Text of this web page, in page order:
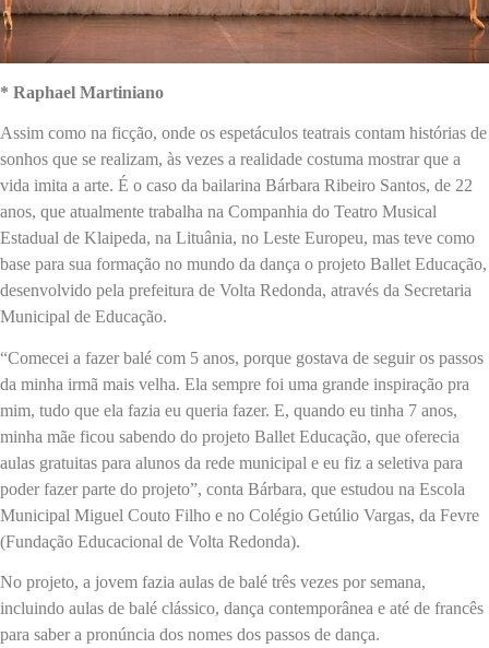
* Raphael Martiniano
Assim como na ficção, onde os espetáculos teatrais contam histórias de
sonhos que se realizam, às vezes a realidade costuma mostrar que a
vida imita a arte. É o caso da bailarina Bárbara Ribeiro Santos, de 22
anos, que atualmente trabalha na Companhia do Teatro Musical
Estadual de Klaipeda, na Lituânia, no Leste Europeu, mas teve como
base para sua formação no mundo da dança o projeto Ballet Educação,
desenvolvido pela prefeitura de Volta Redonda, através da Secretaria
Municipal de Educação.
“Comecei a fazer balé com 5 anos, porque gostava de seguir os passos
da minha irmã mais velha. Ela sempre foi uma grande inspiração pra
mim, tudo que ela fazia eu queria fazer. E, quando eu tinha 7 anos,
minha mãe ficou sabendo do projeto Ballet Educação, que oferecia
aulas gratuitas para alunos da rede municipal e eu fiz a seletiva para
poder fazer parte do projeto”, conta Bárbara, que estudou na Escola
Municipal Miguel Couto Filho e no Colégio Getúlio Vargas, da Fevre
(Fundação Educacional de Volta Redonda).
No projeto, a jovem fazia aulas de balé três vezes por semana,
incluindo aulas de balé clássico, dança contemporânea e até de francês
para saber a pronúncia dos nomes dos passos de dança.